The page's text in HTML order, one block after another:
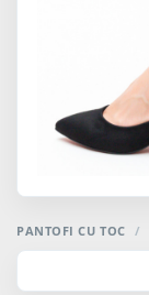
PANTOFI CU TOC /